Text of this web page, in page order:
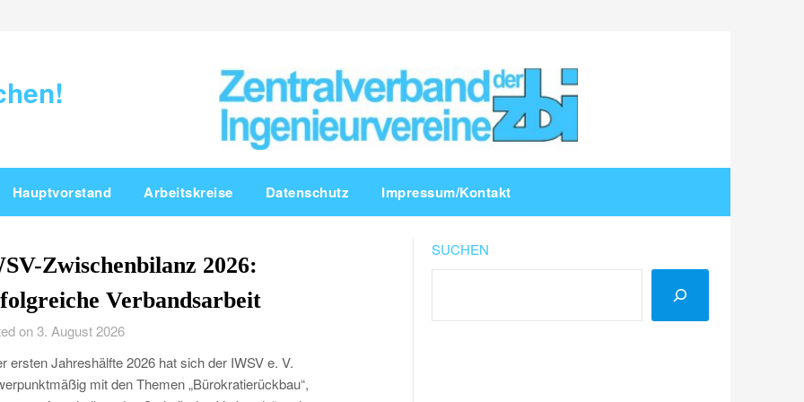
Hauptvorstand Arbeitskreise Datenschutz Impressum/Kontakt
Zwischenbilanz 2026:
Verbandsarbeit
on 3. August 2026
ersten Jahreshälfte 2026 hat sich der IWSV e. V.
mit den Themen „Bürokratierückbau“,
SUCHEN